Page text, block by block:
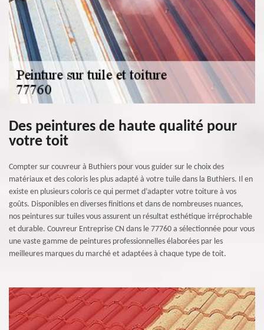
Des peintures de haute qualité pour
votre toit
Compter sur couvreur à Buthiers pour vous guider sur le choix des
matériaux et des coloris les plus adapté à votre tuile dans la Buthiers. Il en
existe en plusieurs coloris ce qui permet d’adapter votre toiture à vos
goûts. Disponibles en diverses finitions et dans de nombreuses nuances,
nos peintures sur tuiles vous assurent un résultat esthétique irréprochable
et durable. Couvreur Entreprise CN dans le 77760 a sélectionnée pour vous
une vaste gamme de peintures professionnelles élaborées par les
meilleures marques du marché et adaptées à chaque type de toit.